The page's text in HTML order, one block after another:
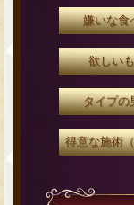
嫌いな食
欲しい
タイプの
得意な施術